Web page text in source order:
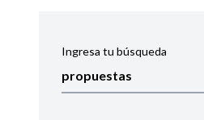
Ingresa tu búsqueda